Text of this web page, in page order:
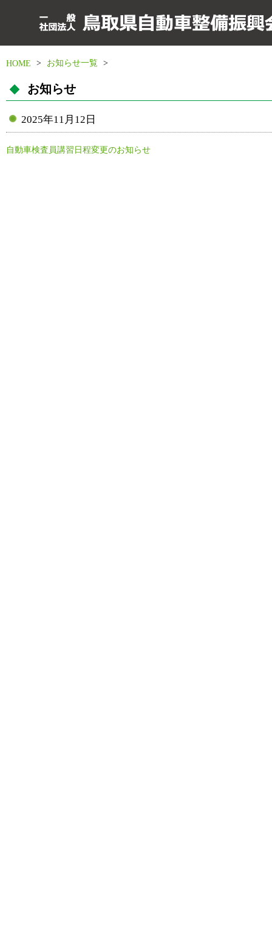
HOME > お知らせ一覧 >
お知らせ
2025年11月12日
自動車検査員講習日程変更のお知らせ